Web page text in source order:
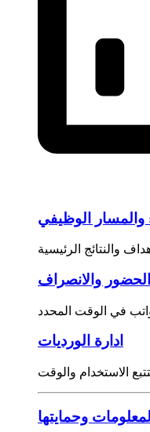
والمسار الوظيفي
الحضور والانصراف
في الوقت المحدد
ادارة الورديات
الاستخدام والوقت
وحمايتها